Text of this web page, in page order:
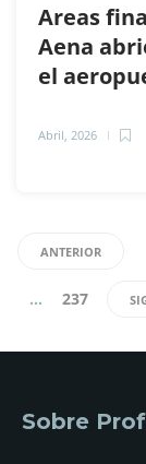
Areas
Aena
el
Abril, 2026
ANTERIOR
… 237
Sobre